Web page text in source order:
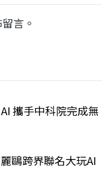
言。
攜手中科院完成無
鷗跨界聯名大玩AI